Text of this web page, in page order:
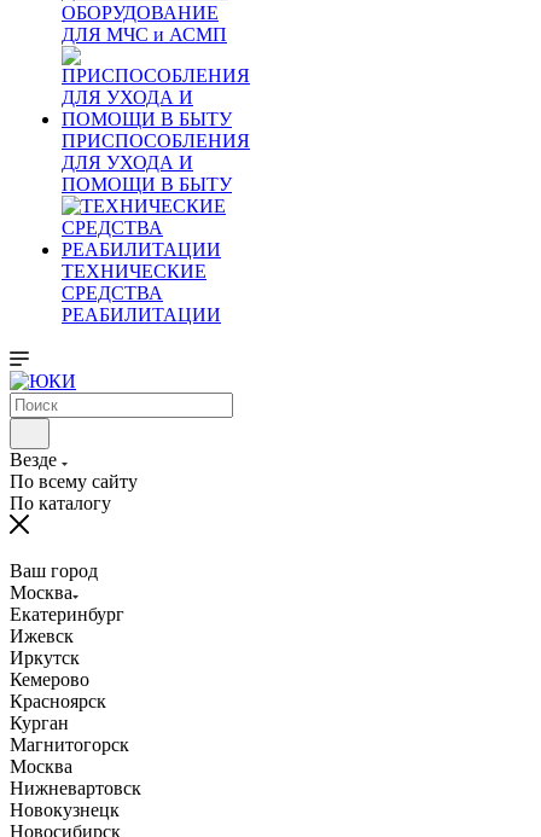
ОБОРУДОВАНИЕ
ДЛЯ МЧС и АСМП
ПРИСПОСОБЛЕНИЯ
ДЛЯ УХОДА И
ПОМОЩИ В БЫТУ
ТЕХНИЧЕСКИЕ
СРЕДСТВА
РЕАБИЛИТАЦИИ
Везде
По всему сайту
По каталогу
Ваш город
Москва
Екатеринбург
Ижевск
Иркутск
Кемерово
Красноярск
Курган
Магнитогорск
Москва
Нижневартовск
Новокузнецк
Новосибирск